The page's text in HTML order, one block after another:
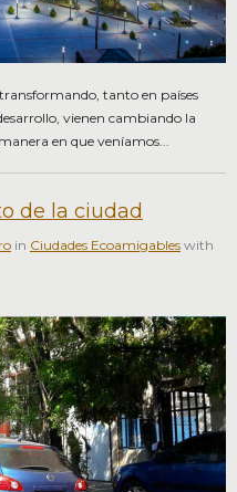
tanto en países
vienen cambiando la
en que veníamos...
de la ciudad
in Ciudades Ecoamigables with